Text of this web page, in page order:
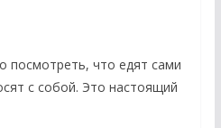
посмотреть, что едят сами
с собой. Это настоящий